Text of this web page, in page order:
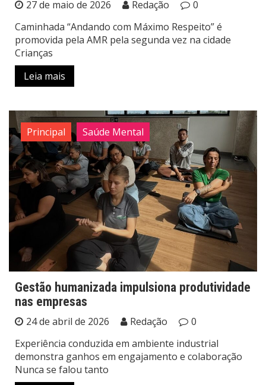
27 de maio de 2026 Redação
0
Caminhada “Andando com Máximo Respeito” é
promovida pela AMR pela segunda vez na cidade
Crianças
Leia mais
Principal Saúde Mental
Gestão humanizada impulsiona produtividade
nas empresas
24 de abril de 2026 Redação
0
Experiência conduzida em ambiente industrial
demonstra ganhos em engajamento e colaboração
Nunca se falou tanto